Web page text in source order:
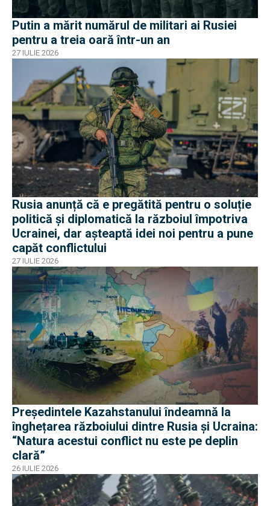
Putin a mărit numărul de militari ai Rusiei
pentru a treia oară într-un an
27 IULIE 2026
Rusia anunță că e pregătită pentru o soluție
politică și diplomatică la războiul împotriva
Ucrainei, dar așteaptă idei noi pentru a pune
capăt conflictului
27 IULIE 2026
Președintele Kazahstanului îndeamnă la
înghețarea războiului dintre Rusia și Ucraina:
“Natura acestui conflict nu este pe deplin
clară”
26 IULIE 2026